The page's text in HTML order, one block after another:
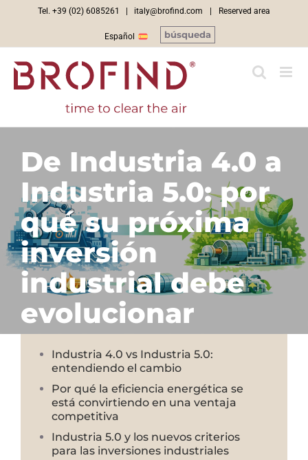
Tel. +39 (02) 6085261 | italy@brofind.com Reserved area
Español búsqueda
De Industria 4.0 a
Industria 5.0: por
qué su próxima
inversión
industrial debe
evolucionar
Industria 4.0 vs Industria 5.0:
entendiendo el cambio
Por qué la eficiencia energética se
está convirtiendo en una ventaja
competitiva
Industria 5.0 y los nuevos criterios
para las inversiones industriales